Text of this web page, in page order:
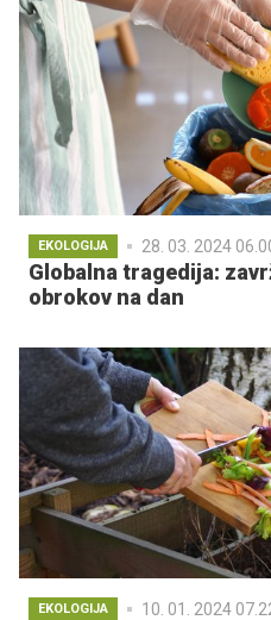
EKOLOGIJA 28. 03. 2024
Globalna tragedija:
obrokov na dan
EKOLOGIJA 10. 01. 2024